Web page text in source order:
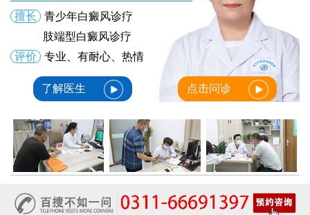
擅长
青少年白癜风诊疗
肢端型白癜风诊疗
评价
专业、有耐心、热情
了解医生 点击问诊